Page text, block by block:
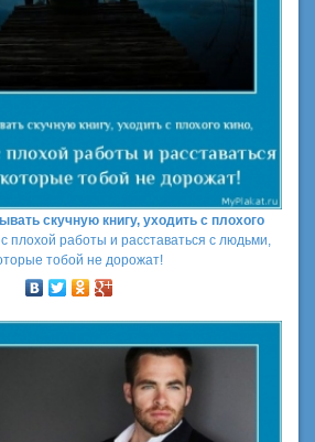
скучную книгу, уходить с плохого
плохой работы и расставаться с людьми,
тобой не дорожат!